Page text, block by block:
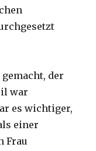
der
war
es wichtiger,
einer
Frau